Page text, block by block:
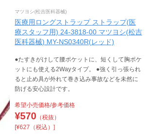
マツヨシ(松吉医科器械)
医療用ロングストラップ ストラップ(医
療スタッフ用) 24-3818-00 マツヨシ(松吉
医科器械) MY-NS0340R(レッド)
●たすきがけして腰ポケットに、短くして胸ポケ
ットにも使える2Wayタイプ。 ●強く引っ張られ
ると止め具が外れて巻き込み事故などを未然に
防げる安心設計です。
希望小売価格/参考価格
¥570（税抜）
[¥627（税込）]